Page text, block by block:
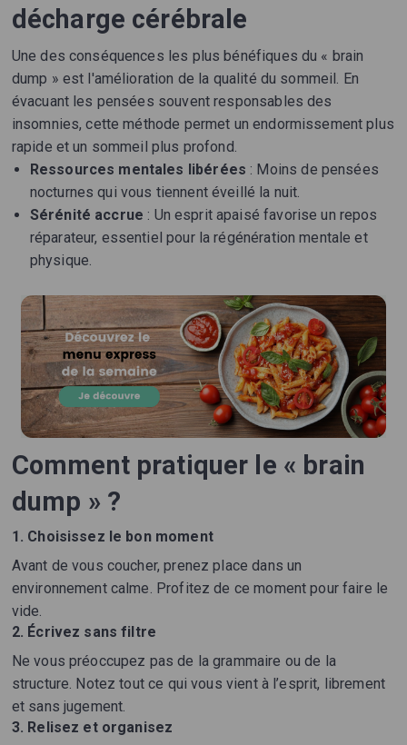
décharge cérébrale
Une des conséquences les plus bénéfiques du « brain
dump » est l'amélioration de la qualité du sommeil. En
évacuant les pensées souvent responsables des
insomnies, cette méthode permet un endormissement plus
rapide et un sommeil plus profond.
Ressources mentales libérées : Moins de pensées
nocturnes qui vous tiennent éveillé la nuit.
Sérénité accrue : Un esprit apaisé favorise un repos
réparateur, essentiel pour la régénération mentale et
physique.
Comment pratiquer le « brain
dump » ?
1. Choisissez le bon moment
Avant de vous coucher, prenez place dans un
environnement calme. Profitez de ce moment pour faire le
vide.
2. Écrivez sans filtre
Ne vous préoccupez pas de la grammaire ou de la
structure. Notez tout ce qui vous vient à l’esprit, librement
et sans jugement.
3. Relisez et organisez